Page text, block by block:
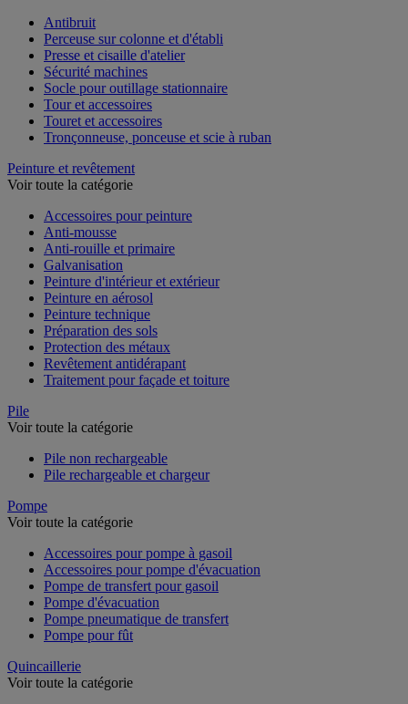
Antibruit
Perceuse sur colonne et d'établi
Presse et cisaille d'atelier
Sécurité machines
Socle pour outillage stationnaire
Tour et accessoires
Touret et accessoires
Tronçonneuse, ponceuse et scie à ruban
Peinture et revêtement
Voir toute la catégorie
Accessoires pour peinture
Anti-mousse
Anti-rouille et primaire
Galvanisation
Peinture d'intérieur et extérieur
Peinture en aérosol
Peinture technique
Préparation des sols
Protection des métaux
Revêtement antidérapant
Traitement pour façade et toiture
Pile
Voir toute la catégorie
Pile non rechargeable
Pile rechargeable et chargeur
Pompe
Voir toute la catégorie
Accessoires pour pompe à gasoil
Accessoires pour pompe d'évacuation
Pompe de transfert pour gasoil
Pompe d'évacuation
Pompe pneumatique de transfert
Pompe pour fût
Quincaillerie
Voir toute la catégorie